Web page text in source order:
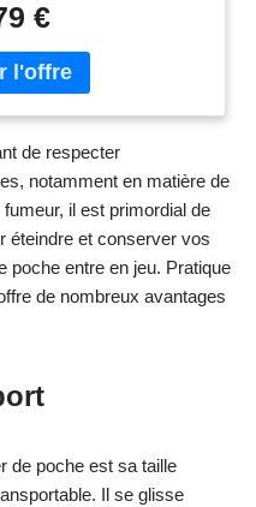
tient à sa
augmente le
parcouru par l'air à
du corps tout en
une longueur externe
Résultat : l'instrument
comportement de
proche d'un
plus long, avec une
de colonne d'air plus "
" que ce que
itinérants, les
pédagogiques, ou
un didgeridoo toujours à
main. Il s'intègre aussi
Vita
€
de respecter
notamment en matière de
il est primordial de
éteindre et conserver vos
poche entre en jeu. Pratique
de nombreux avantages
de poche est sa taille
Il se glisse